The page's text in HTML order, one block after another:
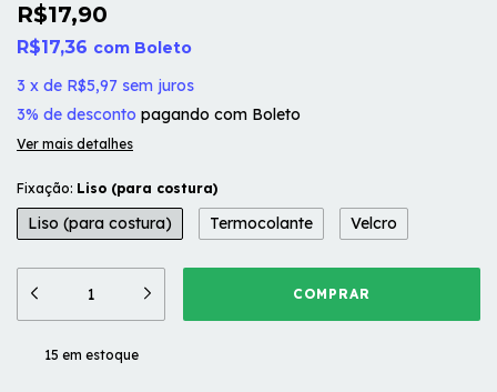
R$17,90
R$17,36 com Boleto
3 x de R$5,97 sem juros
3% de desconto pagando com Boleto
Ver mais detalhes
Fixação: Liso (para costura)
Liso (para costura) Termocolante Velcro
15 em estoque